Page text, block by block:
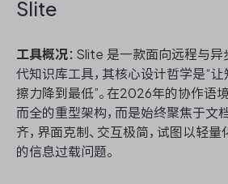
Slite
工具概况：Slite 是一款面向远程与
代知识库工具，其核心设计哲学是“
擦力降到最低”。在2026年的协作语
而全的重型架构，而是始终聚焦于文
齐，界面克制、交互极简，试图以轻
的信息过载问题。